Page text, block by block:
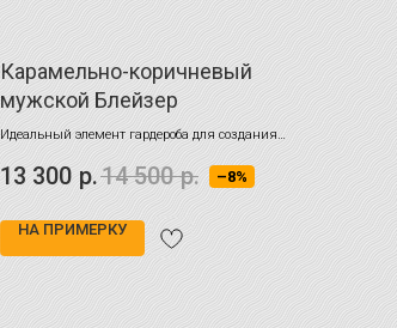
Карамельно-коричневый
мужской Блейзер
Идеальный элемент гардероба для создания
непринужденного и элегантного образа
13 300 р.14 500 р. –8%
НА ПРИМЕРКУ